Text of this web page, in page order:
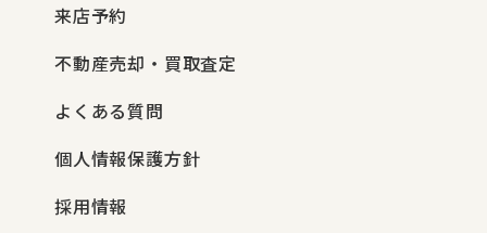
来店予約
不動産売却・買取査定
よくある質問
個人情報保護方針
採用情報